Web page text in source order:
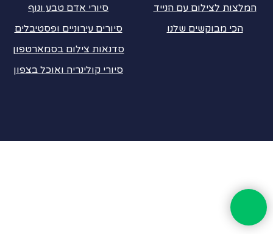
סיורי אדם טבע ונוף
סיורים עירוניים ופסטיבלים
סדנאות צילום בסמארטפון
סיורי קולינריה ואוכל בצפון
המלצות לצילום עם הנייד
הכי מבוקשים שלנו